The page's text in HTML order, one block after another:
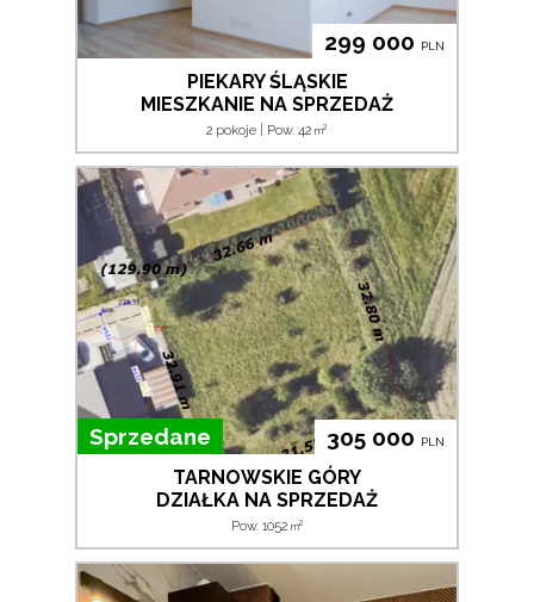
299 000 PLN
PIEKARY ŚLĄSKIE
MIESZKANIE NA SPRZEDAŻ
2 pokoje | Pow. 42 m2
Sprzedane 305 000 PLN
TARNOWSKIE GÓRY
DZIAŁKA NA SPRZEDAŻ
Pow. 1052 m2